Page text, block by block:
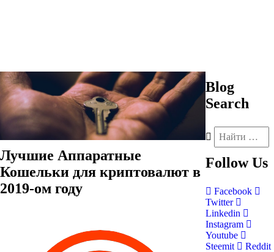
Лучшие Аппаратные
Кошельки для криптовалют в
2019-ом году
Blog
Search
Follow Us
Facebook
Twitter
Linkedin
Instagram
Youtube
Steemit
Reddit